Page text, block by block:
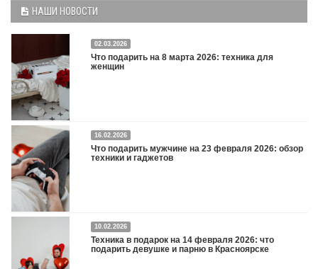
НАШИ НОВОСТИ
02.03.2026
Что подарить на 8 марта 2026: техника для
женщин
Что подарить на 8 марта 2026: техника для женщин
16.02.2026
Что подарить мужчине на 23 февраля 2026: обзор
техники и гаджетов
Двадцать третье февраля — праздник, на который мужчины делают вид, что им
все равно. А потом три дня рассказывают коллегам, какую колонку / приставку /
камеру им подарили. Не верьте словам — верьте глазам, которые загораются
при виде новой коробки.
10.02.2026
Техника в подарок на 14 февраля 2026: что
подарить девушке и парню в Красноярске